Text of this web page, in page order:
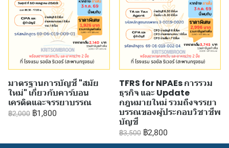
มาตรฐานการบัญชี "สมัย
ใหม่" เกี่ยวกับคาร์บอน
เครดิตและจรรยาบรรณ
฿2,000 ฿1,800
TFRS for NPAEs การรวม
ธุรกิจ และ Update
กฎหมายใหม่ รวมถึงจรรยา
บรรณของผู้ประกอบวิชาชีพ
บัญชี
฿3,500 ฿2,800